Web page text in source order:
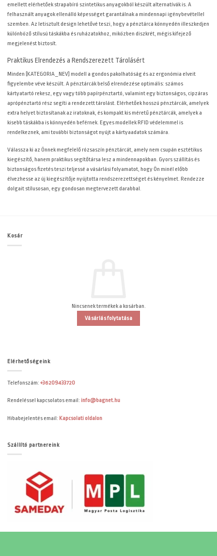
emellett elérhetőek strapabíró szintetikus anyagokból készült alternatívák is. A
felhasznált anyagok ellenálló képességet garantálnak a mindennapi igénybevétellel
szemben. Az letisztult design lehetővé teszi, hogy a pénztárca könnyedén illeszkedjen
különböző stílusú táskákba és ruházatokhoz, miközben diszkrét, mégis kifejező
megjelenést biztosít.
Praktikus Elrendezés a Rendszerezett Tárolásért
Minden [KATEGORIA_NEV] modell a gondos pakolhatóság és az ergonómia elveit
figyelembe véve készült. A pénztárcák belső elrendezése optimális: számos
kártyatartó rekesz, egy vagy több papírpénztartó, valamint egy biztonságos, cipzáras
aprópénztartó rész segíti a rendezett tárolást. Elérhetőek hosszú pénztárcák, amelyek
extra helyet biztosítanak az iratoknak, és kompakt kis méretű pénztárcák, amelyek a
kisebb táskákba is könnyedén beférnek. Egyes modellek RFID védelemmel is
rendelkeznek, ami további biztonságot nyújt a kártyaadatok számára.
Válassza ki az Önnek megfelelő rózsaszín pénztárcát, amely nem csupán esztétikus
kiegészítő, hanem praktikus segítőtársa lesz a mindennapokban. Gyors szállítás és
biztonságos fizetés teszi teljessé a vásárlási folyamatot, hogy Ön minél előbb
élvezhesse az új kiegészítője nyújtotta rendszerezettséget és kényelmet. Rendezze
dolgait stílusosan, egy gondosan megtervezett darabbal.
Kosár
Nincsenek termékek a kosárban.
Vásárlás folytatása
Elérhetőségeink
Telefonszám: +36209433720
Rendeléssel kapcsolatos email: info@bagnet.hu
Hibabejelentés email: Kapcsolati oldalon
Szállító partnereink